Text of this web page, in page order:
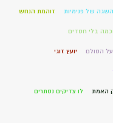
השגה של פנימיות זוהמת הנחש
בלי חסדים
הסולם יועץ זוגי
האמת לו צדיקים נסתרים